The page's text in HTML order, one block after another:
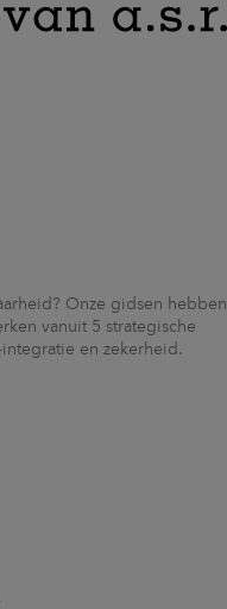
Onze gidsen hebben
vanuit 5 strategische
en zekerheid.